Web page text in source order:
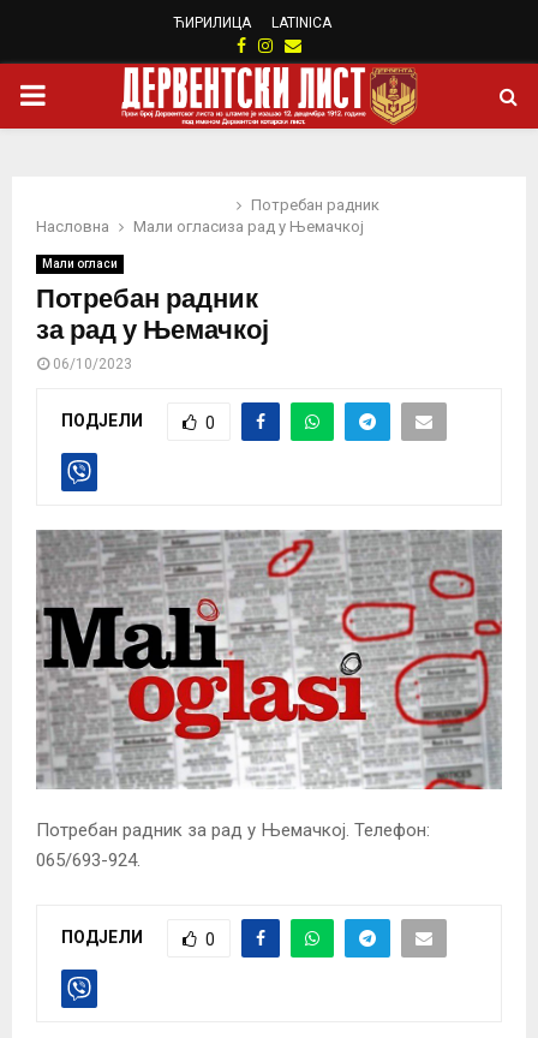
ЋИРИЛИЦА LATINICA
Facebook
Instagram
Email
PRIMARY
Насловна Мали огласи
Потребан радник
за рад у Њемачкој
Мали огласи
Потребан радник
за рад у Њемачкој
06/10/2023
ПОДЈЕЛИ 0
Потребан радник за рад у Њемачкој. Телефон:
065/693-924.
ПОДЈЕЛИ 0